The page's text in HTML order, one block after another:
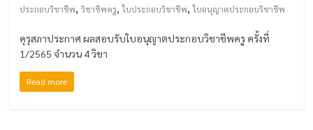
ประกอบวิชาชีพ,วิชาชีพครู,ใบประกอบวิชาชีพ,ใบอนุญาตประกอบวิชาชีพ
คุรุสภาประกาศ ผลสอบรับใบอนุญาตประกอบวิชาชีพครู ครั้งที่
1/2565 จำนวน 4 วิชา
Read more